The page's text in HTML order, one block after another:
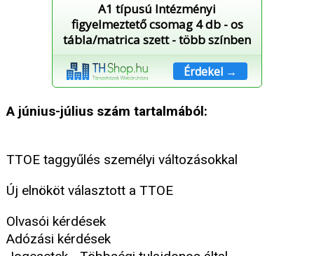
A1 típusú Intézményi
figyelmeztető csomag 4 db - os
tábla/matrica szett - több színben
Érdekel →
A június-július szám tartalmából:
TTOE taggyűlés személyi változásokkal
Új elnököt választott a TTOE
Olvasói kérdések
Adózási kérdések